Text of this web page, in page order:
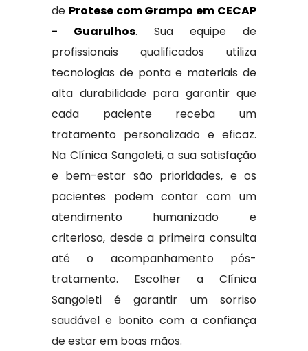
de Protese com Grampo em CECAP
- Guarulhos. Sua equipe de
profissionais qualificados utiliza
tecnologias de ponta e materiais de
alta durabilidade para garantir que
cada paciente receba um
tratamento personalizado e eficaz.
Na Clínica Sangoleti, a sua satisfação
e bem-estar são prioridades, e os
pacientes podem contar com um
atendimento humanizado e
criterioso, desde a primeira consulta
até o acompanhamento pós-
tratamento. Escolher a Clínica
Sangoleti é garantir um sorriso
saudável e bonito com a confiança
de estar em boas mãos.